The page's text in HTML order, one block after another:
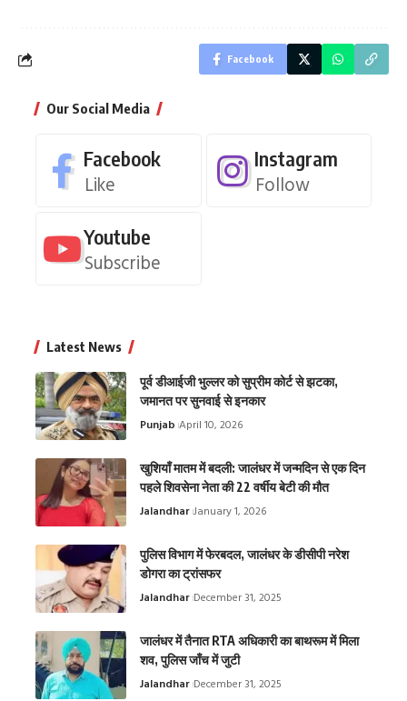
Facebook
Our Social Media
Facebook
Like
Instagram
Follow
Youtube
Subscribe
Latest News
पूर्व डीआईजी भुल्लर को सुप्रीम कोर्ट से झटका,
जमानत पर सुनवाई से इनकार
Punjab April 10, 2026
खुशियाँ मातम में बदली: जालंधर में जन्मदिन से एक दिन
पहले शिवसेना नेता की 22 वर्षीय बेटी की मौत
Jalandhar January 1, 2026
पुलिस विभाग में फेरबदल, जालंधर के डीसीपी नरेश
डोगरा का ट्रांसफर
Jalandhar December 31, 2025
जालंधर में तैनात RTA अधिकारी का बाथरूम में मिला
शव, पुलिस जाँच में जुटी
Jalandhar December 31, 2025